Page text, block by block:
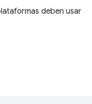
deben usar